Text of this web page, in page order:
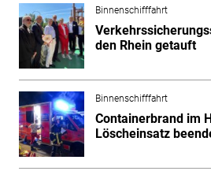
Binnenschifffahrt
den Rhein getauft
Binnenschifffahrt
Containerbrand im
Löscheinsatz